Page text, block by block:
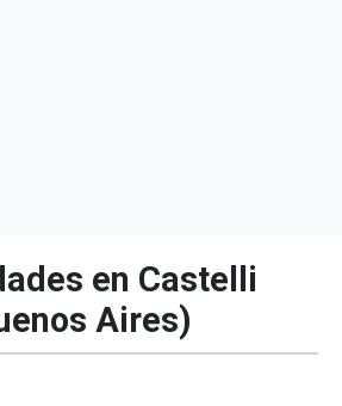
en Castelli
Aires)